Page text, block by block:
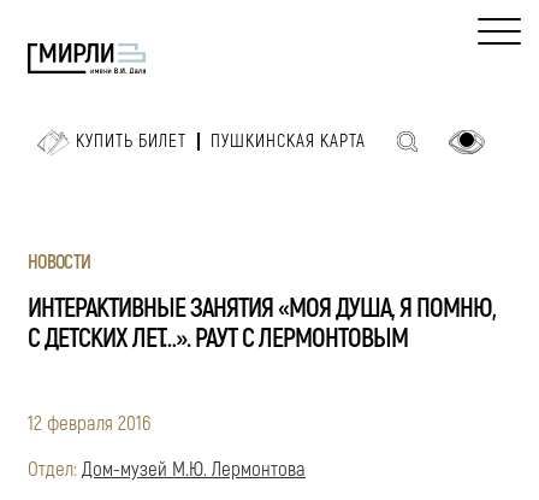
КУПИТЬ БИЛЕТ ПУШКИНСКАЯ КАРТА
НОВОСТИ
ИНТЕРАКТИВНЫЕ ЗАНЯТИЯ «МОЯ ДУША, Я ПОМНЮ,
С ДЕТСКИХ ЛЕТ…». РАУТ С ЛЕРМОНТОВЫМ
12 февраля 2016
Отдел:Дом-музей М.Ю. Лермонтова